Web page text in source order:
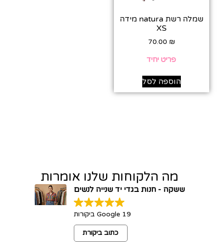
שמלה רשת natura מידה
XS
70.00 ₪
פריט יחיד
הוספה לסל
מה הלקוחות שלנו אומרות
ששקה - חנות בגדי יד שנייה לנשים
19 Google ביקורות
כתוב ביקורת